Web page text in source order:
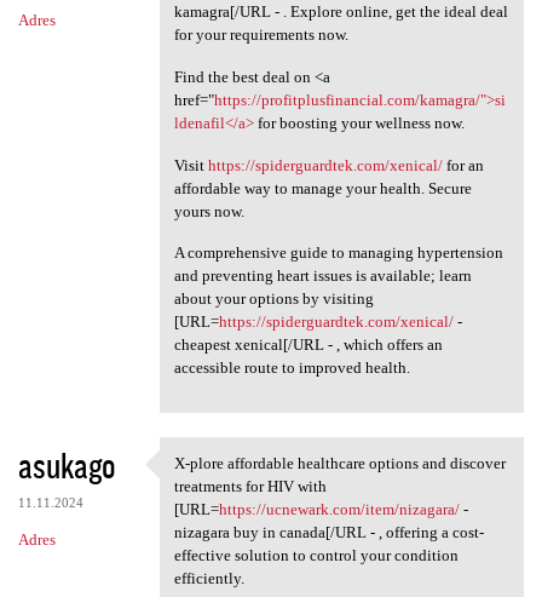
Adres
kamagra[/URL - . Explore online, get the ideal deal
for your requirements now.
Find the best deal on <a
href="https://profitplusfinancial.com/kamagra/">si
ldenafil</a>for boosting your wellness now.
Visit https://spiderguardtek.com/xenical/for an
affordable way to manage your health. Secure
yours now.
A comprehensive guide to managing hypertension
and preventing heart issues is available; learn
about your options by visiting
[URL=https://spiderguardtek.com/xenical/-
cheapest xenical[/URL - , which offers an
accessible route to improved health.
asukago
11.11.2024
Adres
X-plore affordable healthcare
X-plore affordable healthcare options and discover
treatments for HIV with
[URL=https://ucnewark.com/item/nizagara/-
nizagara buy in canada[/URL - , offering a cost-
effective solution to control your condition
efficiently.